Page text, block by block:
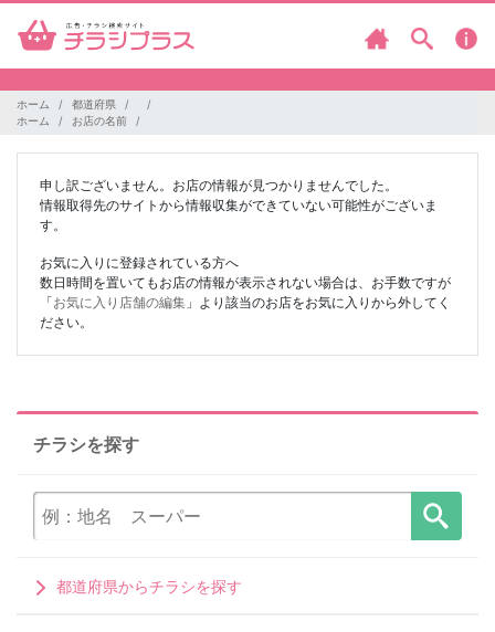
ホーム
都道府県
ホーム
お店の名前
申し訳ございません。お店の情報が見つかりませんでした。
情報取得先のサイトから情報収集ができていない可能性がございま
す。
お気に入りに登録されている方へ
数日時間を置いてもお店の情報が表示されない場合は、お手数ですが
「お気に入り店舗の編集 」より該当のお店をお気に入りから外してく
ださい。
チラシを探す
都道府県からチラシを探す